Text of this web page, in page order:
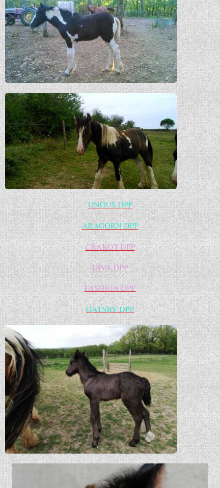
UNGUS DPP
ARAGORN DPP
CRAKOT DPP
DIVA DPP
FASHION DPP
GATSBY DPP